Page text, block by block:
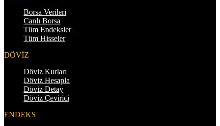
Borsa Verileri
Canlı Borsa
Tüm Endeksler
Tüm Hisseler
DÖVİZ
Döviz Kurları
Döviz Hesapla
Döviz Detay
Döviz Çevirici
ENDEKS